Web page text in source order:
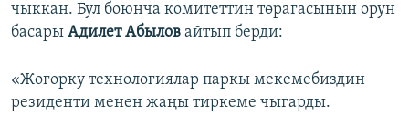
чыккан. Бул боюнча комитеттин төрагасынын орун
басары Адилет Абылов айтып берди:
«Жогорку технологиялар паркы мекемебиздин
резиденти менен жаңы тиркеме чыгарды.